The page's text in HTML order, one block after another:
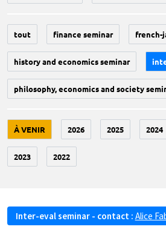
tout finance seminar french-
history and economics seminar
philosophy, economics and society
À VENIR 2026 2025 2024
2023 2022
Inter-eval seminar - contact : Alice